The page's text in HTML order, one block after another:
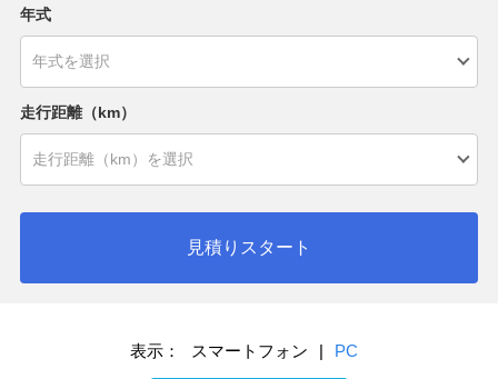
年式
走行距離（km）
見積りスタート
表示： スマートフォン | PC